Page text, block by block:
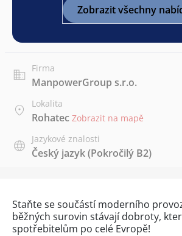
Zobrazit všechny
Firma
ManpowerGroup s.r.o.
Lokalita
Rohatec Zobrazit na mapě
Jazykové znalosti
Český jazyk(Pokročilý B2)
Staňte se součástí moderního
běžných surovin stávají dobroty,
spotřebitelům po celé Evropě!